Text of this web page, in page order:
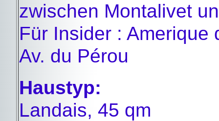
zwischen Montalivet
Für Insider : Amerique
Av. du Pérou
Haustyp:
Landais, 45 qm